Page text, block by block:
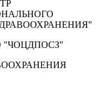
"ЧОЦДПОСЗ"